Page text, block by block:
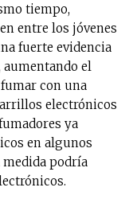
tiempo,
entre los jóvenes
fuerte evidencia
aumentando el
con una
electrónicos
ya
en algunos
podría